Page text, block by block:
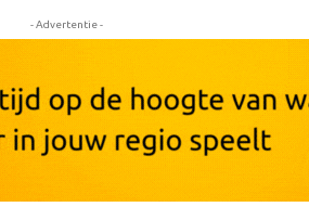
- Advertentie -